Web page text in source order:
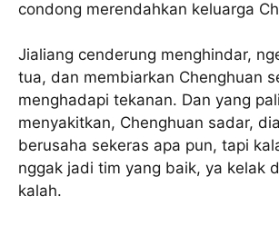
condong merendahkan keluarga
Jialiang cenderung menghindar,
tua, dan membiarkan Chenghuan
menghadapi tekanan. Dan yang
menyakitkan, Chenghuan sadar,
berusaha sekeras apa pun, tapi
nggak jadi tim yang baik, ya kelak
kalah.